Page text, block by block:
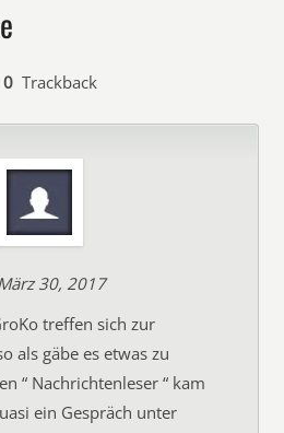
0 Trackback
30, 2017
treffen sich zur
als gäbe es etwas zu
“ Nachrichtenleser “ kam
ein Gespräch unter